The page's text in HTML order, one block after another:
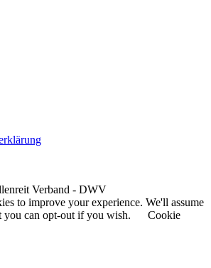
Verband - DWV
to improve your experience. We'll assume
can opt-out if you wish.
Cookie